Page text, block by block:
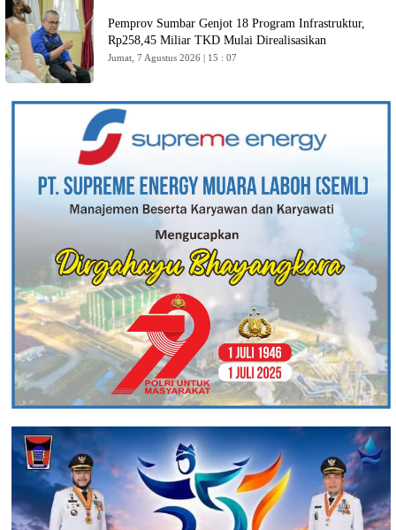
Pemprov Sumbar Genjot 18 Program Infrastruktur,
Rp258,45 Miliar TKD Mulai Direalisasikan
Jumat, 7 Agustus 2026 | 15 : 07